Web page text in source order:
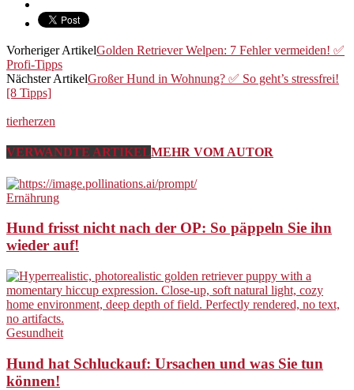
Vorheriger ArtikelGolden Retriever Welpen: 7 Fehler vermeiden! ✅
Profi-Tipps
Nächster ArtikelGroßer Hund in Wohnung? ✅ So geht’s stressfrei!
[8 Tipps]
tierherzen
VERWANDTE ARTIKELMEHR VOM AUTOR
Ernährung
Hund frisst nicht nach der OP: So päppeln Sie ihn
wieder auf!
Gesundheit
Hund hat Schluckauf: Ursachen und was Sie tun
können!